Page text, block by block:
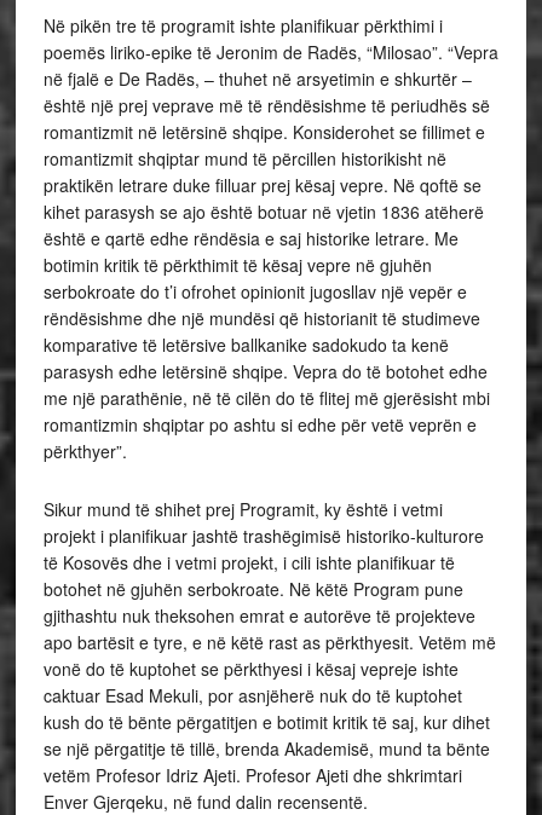
Në pikën tre të programit ishte planifikuar përkthimi i
poemës liriko-epike të Jeronim de Radës, “Milosao”. “Vepra
në fjalë e De Radës, – thuhet në arsyetimin e shkurtër –
është një prej veprave më të rëndësishme të periudhës së
romantizmit në letërsinë shqipe. Konsiderohet se fillimet e
romantizmit shqiptar mund të përcillen historikisht në
praktikën letrare duke filluar prej kësaj vepre. Në qoftë se
kihet parasysh se ajo është botuar në vjetin 1836 atëherë
është e qartë edhe rëndësia e saj historike letrare. Me
botimin kritik të përkthimit të kësaj vepre në gjuhën
serbokroate do t’i ofrohet opinionit jugosllav një vepër e
rëndësishme dhe një mundësi që historianit të studimeve
komparative të letërsive ballkanike sadokudo ta kenë
parasysh edhe letërsinë shqipe. Vepra do të botohet edhe
me një parathënie, në të cilën do të flitej më gjerësisht mbi
romantizmin shqiptar po ashtu si edhe për vetë veprën e
përkthyer”.
Sikur mund të shihet prej Programit, ky është i vetmi
projekt i planifikuar jashtë trashëgimisë historiko-kulturore
të Kosovës dhe i vetmi projekt, i cili ishte planifikuar të
botohet në gjuhën serbokroate. Në këtë Program pune
gjithashtu nuk theksohen emrat e autorëve të projekteve
apo bartësit e tyre, e në këtë rast as përkthyesit. Vetëm më
vonë do të kuptohet se përkthyesi i kësaj vepreje ishte
caktuar Esad Mekuli, por asnjëherë nuk do të kuptohet
kush do të bënte përgatitjen e botimit kritik të saj, kur dihet
se një përgatitje të tillë, brenda Akademisë, mund ta bënte
vetëm Profesor Idriz Ajeti. Profesor Ajeti dhe shkrimtari
Enver Gjerqeku, në fund dalin recensentë.